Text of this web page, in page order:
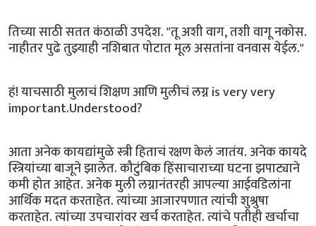
तिच्या साठी सतत कंठाळी उपदेश. "तू अशी वाग, तशी वागू नकोस.
नाहीतर पुढे तुझ्याही नशिबात पोटात मूल असतांना वनवास येईल."
हं! याचसाठी मुलाचं शिक्षण आणि मुलीचं लग्न is very very
important.Understood?
आता अनेक कायद्यांमुळे स्त्री हिताचं रक्षण केलं जातंय. अनेक कायदे
स्त्रियांच्या बाजूने झालेत. कौटुंबिक हिंसाचाराच्या घटना झपाट्याने
कमी होत आहेत. अनेक मुली लग्नानंतरही आपल्या आईवडिलांना
आर्थिक मदत करताहेत. त्यांच्या आजारपणात त्यांची शुश्रुषा
करताहेत. त्यांच्या उपचारांवर खर्च करताहेत. त्यांचे पतीही खर्चाचा